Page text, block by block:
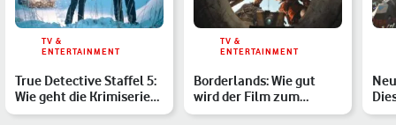
TV &
ENTERTAINMENT
True Detective Staffel 5:
Wie geht die Krimiserie
weiter?
TV &
ENTERTAINMENT
Borderlands: Wie gut
wird der Film zum
Shooter-Klassiker?